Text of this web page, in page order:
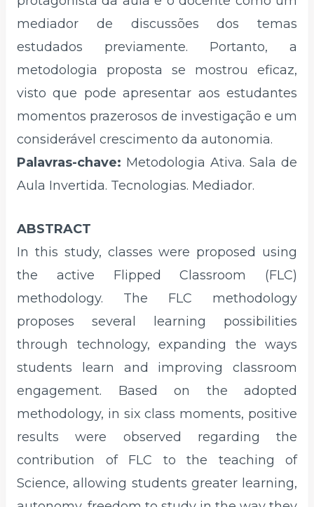
mediador de discussões dos temas
estudados previamente. Portanto, a
metodologia proposta se mostrou eficaz,
visto que pode apresentar aos estudantes
momentos prazerosos de investigação e um
considerável crescimento da autonomia.
Palavras-chave: Metodologia Ativa. Sala de
Aula Invertida. Tecnologias. Mediador.
ABSTRACT
In this study, classes were proposed using
the active Flipped Classroom (FLC)
methodology. The FLC methodology
proposes several learning possibilities
through technology, expanding the ways
students learn and improving classroom
engagement. Based on the adopted
methodology, in six class moments, positive
results were observed regarding the
contribution of FLC to the teaching of
Science, allowing students greater learning,